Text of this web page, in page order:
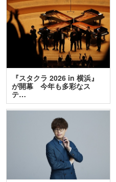
『スタクラ 2026 in 横浜』
が開幕 今年も多彩なス
テ…